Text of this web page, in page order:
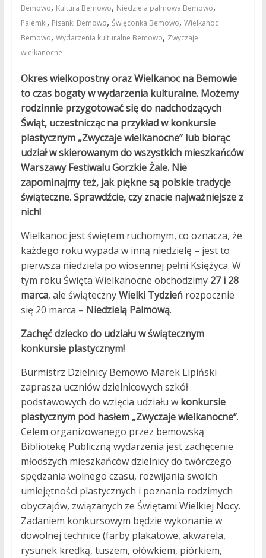
Bemowo, Kultura Bemowo, Niedziela palmowa Bemowo,
Palemki, Pisanki Bemowo, Święconka Bemowo, Wielkanoc
Bemowo, Wydarzenia kulturalne Bemowo, Zwyczaje
wielkanocne
Okres wielkopostny oraz Wielkanoc na Bemowie
to czas bogaty w wydarzenia kulturalne. Możemy
rodzinnie przygotować się do nadchodzących
Świąt, uczestnicząc na przykład w konkursie
plastycznym „Zwyczaje wielkanocne” lub biorąc
udział w skierowanym do wszystkich mieszkańców
Warszawy Festiwalu Gorzkie Żale. Nie
zapominajmy też, jak piękne są polskie tradycje
świąteczne. Sprawdźcie, czy znacie najważniejsze z
nich!
Wielkanoc jest świętem ruchomym, co oznacza, że
każdego roku wypada w inną niedzielę – jest to
pierwsza niedziela po wiosennej pełni Księżyca. W
tym roku Święta Wielkanocne obchodzimy 27 i 28
marca, ale świątecznyWielki Tydzieńrozpocznie
się 20 marca – Niedzielą Palmową.
Zachęć dziecko do udziału w świątecznym
konkursie plastycznym!
Burmistrz Dzielnicy Bemowo Marek Lipiński
zaprasza uczniów dzielnicowych szkół
podstawowych do wzięcia udziału w konkursie
plastycznym pod hasłem „Zwyczaje wielkanocne”.
Celem organizowanego przez bemowską
Bibliotekę Publiczną wydarzenia jest zachęcenie
młodszych mieszkańców dzielnicy do twórczego
spędzania wolnego czasu, rozwijania swoich
umiejętności plastycznych i poznania rodzimych
obyczajów, związanych ze Świętami Wielkiej Nocy.
Zadaniem konkursowym będzie wykonanie w
dowolnej technice (farby plakatowe, akwarela,
rysunek kredką, tuszem, ołówkiem, piórkiem,